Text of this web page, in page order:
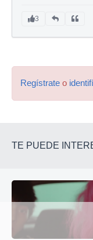
3
Regístrate o
TE PUEDE